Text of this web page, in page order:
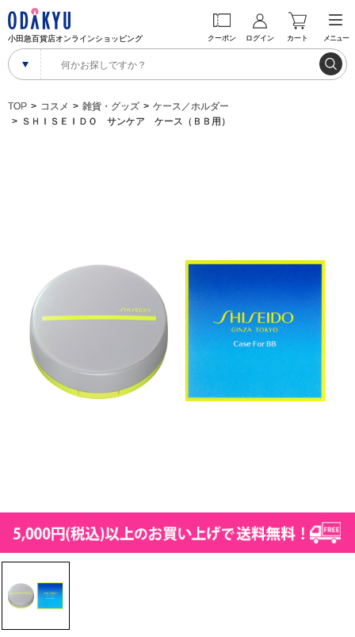
小田急百貨店オンラインショッピング クーポン ログイン カート メニュー
TOP コスメ 雑貨・グッズ
ケース／ホルダー
ＳＨＩＳＥＩＤＯ サンケア ケース（ＢＢ用）